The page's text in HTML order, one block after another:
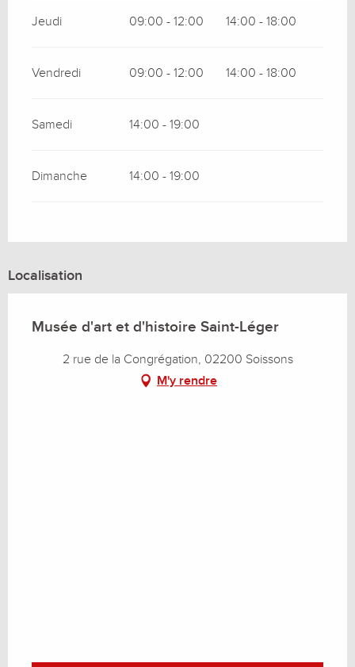
Jeudi 09:00 - 12:00 14:00 - 18:00
Vendredi 09:00 - 12:00 14:00 - 18:00
Samedi 14:00 - 19:00
Dimanche 14:00 - 19:00
Localisation
Musée d'art et d'histoire Saint-Léger
2 rue de la Congrégation, 02200 Soissons
M'y rendre